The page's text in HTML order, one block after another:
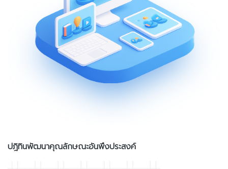
ปฎิทินพัฒนาคุณลักษณะอันพึงประสงค์